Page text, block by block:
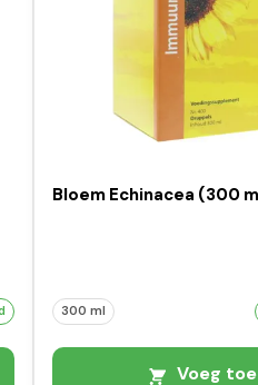
Bloem Echinacea (300
300 ml
Voeg toe